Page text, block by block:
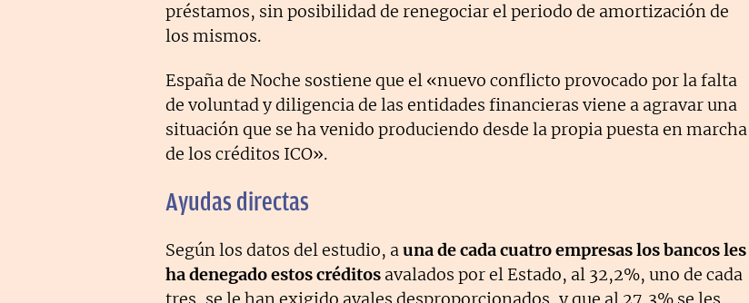
préstamos, sin posibilidad de renegociar el periodo de amortización de
los mismos.
España de Noche sostiene que el «nuevo conflicto provocado por la falta
de voluntad y diligencia de las entidades financieras viene a agravar una
situación que se ha venido produciendo desde la propia puesta en marcha
de los créditos ICO».
Ayudas directas
Según los datos del estudio, auna de cada cuatro empresas los bancos les
ha denegado estos créditos avalados por el Estado, al 32,2%, uno de cada